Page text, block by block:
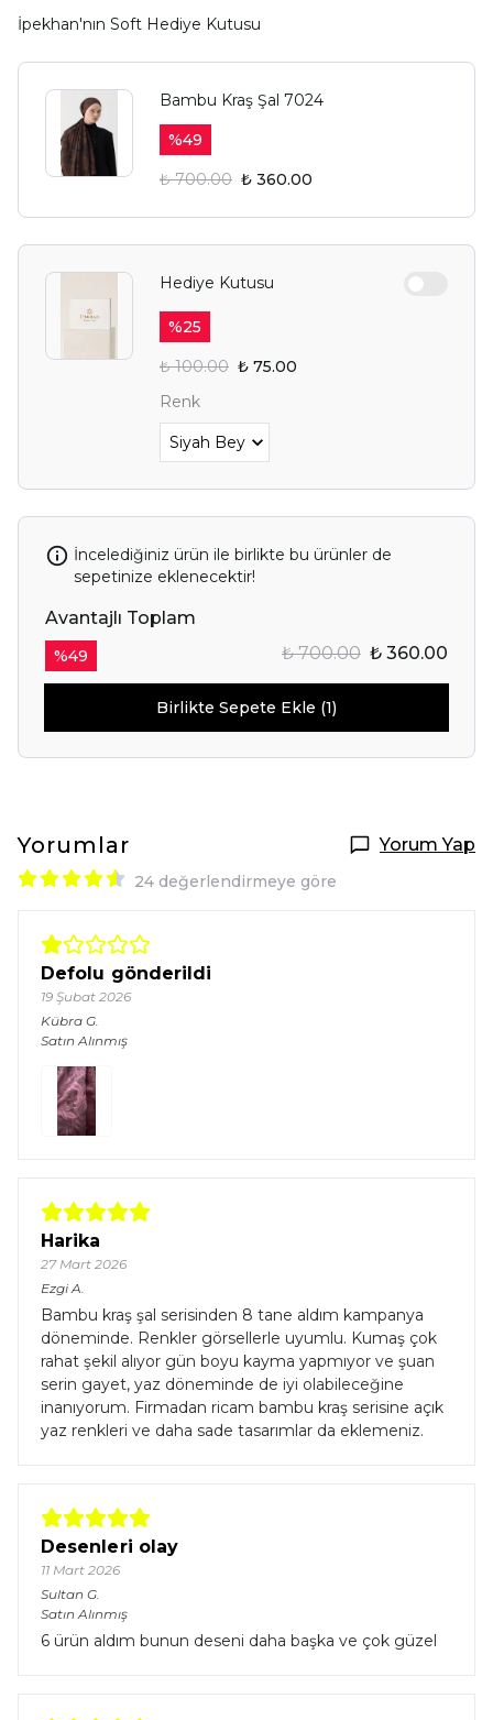
İpekhan'nın Soft Hediye Kutusu
Bambu Kraş Şal 7024
%49
₺ 700.00 ₺ 360.00
Hediye Kutusu
%25
₺ 100.00 ₺ 75.00
Renk
İncelediğiniz ürün ile birlikte bu ürünler de
sepetinize eklenecektir!
Avantajlı Toplam
%49 ₺ 700.00 ₺ 360.00
Birlikte Sepete Ekle (1)
Yorumlar Yorum Yap
24 değerlendirmeye göre
Defolu gönderildi
19 Şubat 2026
Kübra G.
Satın Alınmış
Harika
27 Mart 2026
Ezgi A.
Bambu kraş şal serisinden 8 tane aldım kampanya
döneminde. Renkler görsellerle uyumlu. Kumaş çok
rahat şekil alıyor gün boyu kayma yapmıyor ve şuan
serin gayet, yaz döneminde de iyi olabileceğine
inanıyorum. Firmadan ricam bambu kraş serisine açık
yaz renkleri ve daha sade tasarımlar da eklemeniz.
Desenleri olay
11 Mart 2026
Sultan G.
Satın Alınmış
6 ürün aldım bunun deseni daha başka ve çok güzel
YAZ FIRSATIN SENİ
BEKLİYOR.
Alışverişe Başla
edersiniz ve Gizlilik Politikamızı okuduğunuzu ve kabul ettiğinizi onaylarsınız.